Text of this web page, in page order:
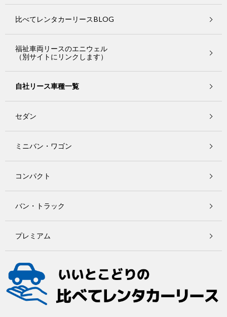
比べてレンタカーリースBLOG
福祉車両リースのエニウェル
（別サイトにリンクします）
自社リース車種一覧
セダン
ミニバン・ワゴン
コンパクト
バン・トラック
プレミアム